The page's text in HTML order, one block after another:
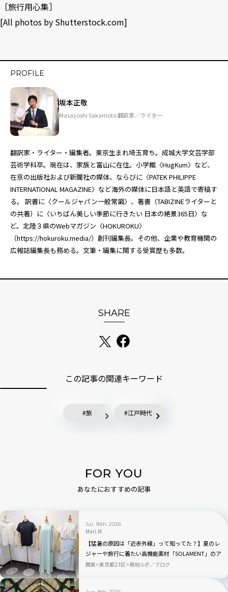
［旅行用心集］
[All photos by Shutterstock.com]
PROFILE
坂本正敬
Masayoshi Sakamoto 翻訳家／ライター
翻訳家・ライター・編集者。東京生まれ埼玉育ち。成城大学文芸学部
芸術学科卒。現在は、家族と富山に在住。小学館〈HugKum〉など、
在京の出版社および新聞社の媒体、ならびに〈PATEK PHILIPPE
INTERNATIONAL MAGAZINE〉など海外の媒体に日本語と英語で寄稿す
る。 訳書に〈クールジャパン一般常識〉、著書（TABIZINEライターと
の共著）に〈いちばん美しい季節に行きたい 日本の絶景365日〉な
ど。北陸３県のWebマガジン〈HOKUROKU〉
（https://hokuroku.media/）創刊編集長。その他、企業や教育機関の
広報誌編集長も務める。文筆・編集に関する受賞歴も多数。
SHARE
この記事の関連キーワード
旅 江戸時代
FOR YOU
あなたにおすすめの記事
Jul. 18th, 2026
Mari.M
【猛暑の原因は「近赤外線」って知ってた？】夏のレ
ジャーや旅行に着たい高機能素材「SOLAMENT」のア
パレルが続々登場
関東 東京都23区 現地ルポ／ブログ